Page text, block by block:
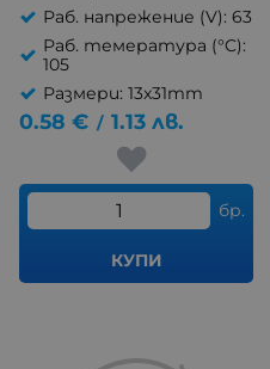
Раб. напрежение (V): 63
Раб. темература (°C):
105
Размери: 13x31mm
0.58 € / 1.13 лв.
бр.
КУПИ